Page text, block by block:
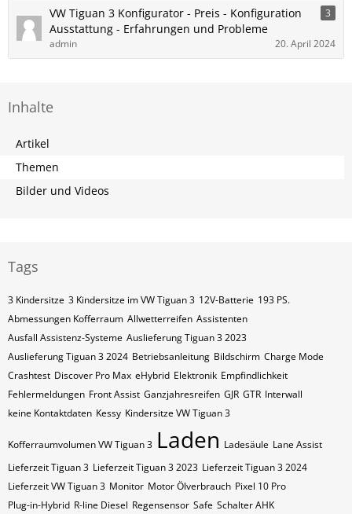
VW Tiguan 3 Konfigurator - Preis - Konfiguration
Ausstattung - Erfahrungen und Probleme
3
admin 20. April 2024
Inhalte
Artikel
Themen
Bilder und Videos
Tags
3 Kindersitze 3 Kindersitze im VW Tiguan 3 12V-Batterie 193 PS.
Abmessungen Kofferraum Allwetterreifen Assistenten
Ausfall Assistenz-Systeme Auslieferung Tiguan 3 2023
Auslieferung Tiguan 3 2024 Betriebsanleitung Bildschirm Charge Mode
Crashtest Discover Pro Max eHybrid Elektronik Empfindlichkeit
Fehlermeldungen Front Assist Ganzjahresreifen GJR GTR Interwall
keine Kontaktdaten Kessy Kindersitze VW Tiguan 3
Kofferraumvolumen VW Tiguan 3 Laden Ladesäule Lane Assist
Lieferzeit Tiguan 3 Lieferzeit Tiguan 3 2023 Lieferzeit Tiguan 3 2024
Lieferzeit VW Tiguan 3 Monitor Motor Ölverbrauch Pixel 10 Pro
Plug-in-Hybrid R-line Diesel Regensensor Safe Schalter AHK